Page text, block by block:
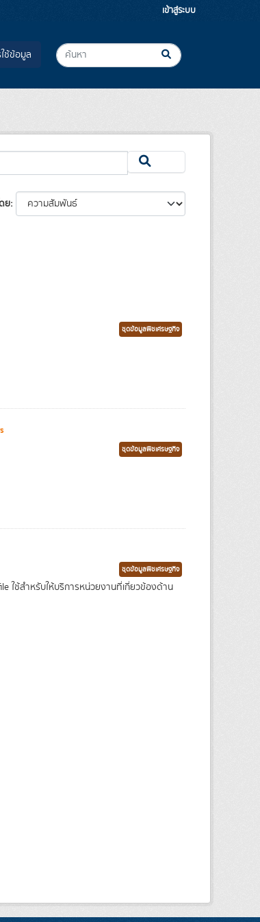
เข้าสู่ระบบ
ช้ข้อมูล
ย
ชุดข้อมูลพืชเศรษฐกิจ
ชุดข้อมูลพืชเศรษฐกิจ
ชุดข้อมูลพืชเศรษฐกิจ
ใช้สำหรับให้บริการหน่วยงานที่เกี่ยวข้องด้าน